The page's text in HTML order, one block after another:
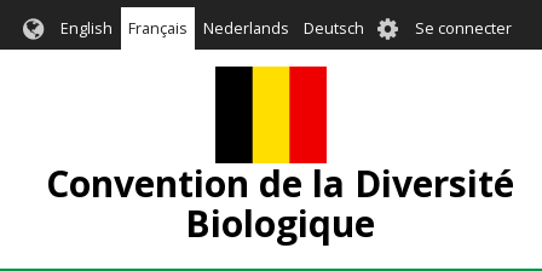
English Français Nederlands Deutsch User
account
Se connecter
Convention de la Diversité
Biologique